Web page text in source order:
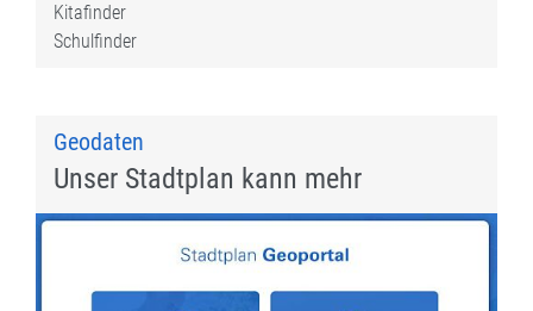
Kitafinder
Schulfinder
Geodaten
Unser Stadtplan kann mehr